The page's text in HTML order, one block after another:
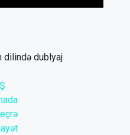
dilində dublyaj